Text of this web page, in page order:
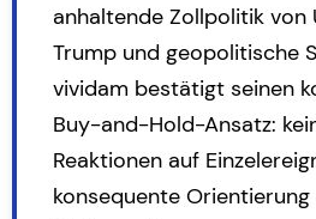
anhaltende Zollpolitik von
Trump und geopolitische
vividam bestätigt seinen
Buy-and-Hold-Ansatz:
Reaktionen auf
konsequente